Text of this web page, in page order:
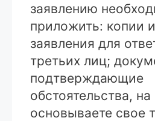
заявлению
приложить: копии
заявления для
третьих лиц;
подтверждающие
обстоятельства,
основываете свое